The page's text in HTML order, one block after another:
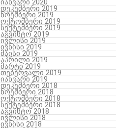
იანვარი 2020
დეკემბერი 2019
ნოემბერი 2019
ოქტომბერი 2019
სექტემბერი 2019
აგვისტო 2019
ივლისი 2019
ივნისი 2019
მაისი 2019
აპრილი 2019
მარტი 2019
თებერვალი 2019
იანვარი 2019
დეკემბერი 2018
ნოემბერი 2018
ოქტომბერი 2018
სექტემბერი 2018
აგვისტო 2018
ივლისი 2018
ივნისი 2018